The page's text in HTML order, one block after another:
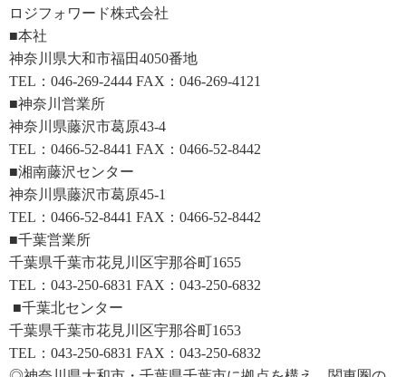
ロジフォワード株式会社
■本社
神奈川県大和市福田4050番地
TEL：046-269-2444 FAX：046-269-4121
■神奈川営業所
神奈川県藤沢市葛原43-4
TEL：0466-52-8441 FAX：0466-52-8442
■湘南藤沢センター
神奈川県藤沢市葛原45-1
TEL：0466-52-8441 FAX：0466-52-8442
■千葉営業所
千葉県千葉市花見川区宇那谷町1655
TEL：043-250-6831 FAX：043-250-6832
■千葉北センター
千葉県千葉市花見川区宇那谷町1653
TEL：043-250-6831 FAX：043-250-6832